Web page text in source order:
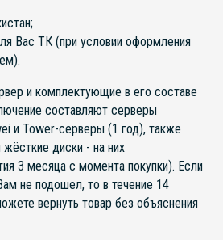
Вас ТК (при условии оформления
и комплектующие в его составе
составляют серверы
и Tower-серверы (1 год), также
диски - на них
3 месяца с момента покупки). Если
не подошел, то в течение 14
вернуть товар без объяснения